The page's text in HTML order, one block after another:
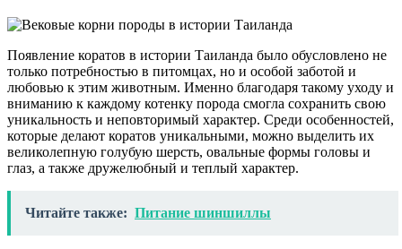
Появление коратов в истории Таиланда было обусловлено не
только потребностью в питомцах, но и особой заботой и
любовью к этим животным. Именно благодаря такому уходу и
вниманию к каждому котенку порода смогла сохранить свою
уникальность и неповторимый характер. Среди особенностей,
которые делают коратов уникальными, можно выделить их
великолепную голубую шерсть, овальные формы головы и
глаз, а также дружелюбный и теплый характер.
Читайте также: Питание шиншиллы